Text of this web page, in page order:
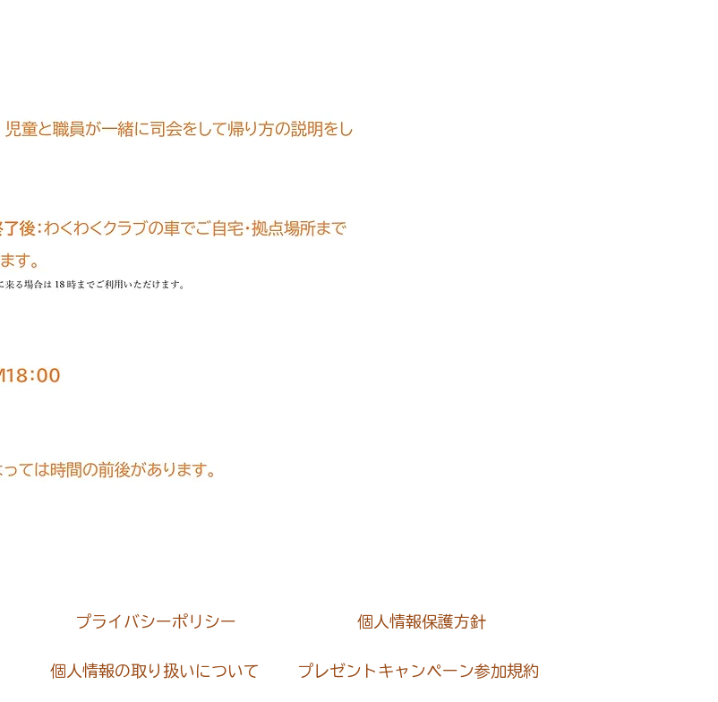
​プライバシーポリシー
個人情報の取り扱いについて
個人情報保護方針
プレゼントキャンペーン参加規約